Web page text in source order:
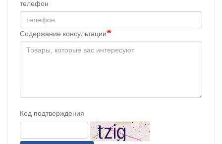
телефон
Содержание консультации
Код подтверждения